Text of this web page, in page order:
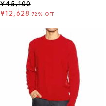
¥45,100
¥12,628 72% OFF